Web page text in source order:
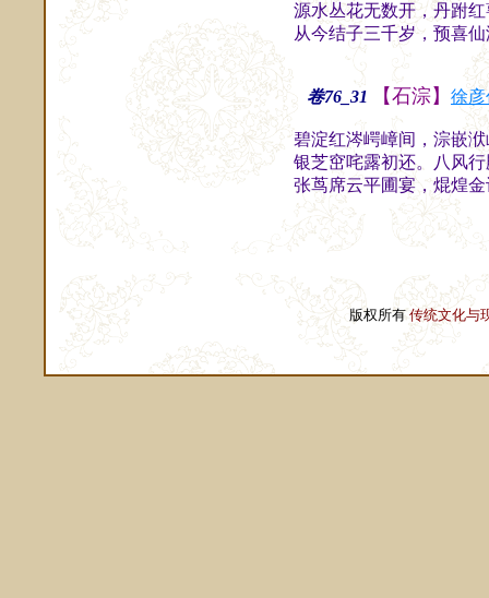
源水丛花无数开，丹跗
从今结子三千岁，预喜
卷76_31 【石淙】 徐彦
碧淀红涔崿嶂间，淙嵌
银芝窋咤露初还。八风
张茑席云平圃宴，焜煌
版权所有传统文化与